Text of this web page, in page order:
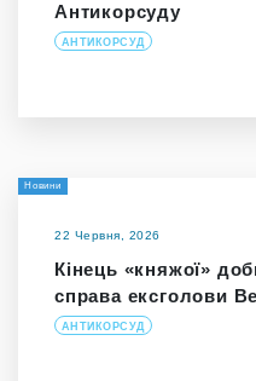
Антикорсуду
АНТИКОРСУД
Новини
22 Червня, 2026
Кінець «княжої»
справа ексголови
АНТИКОРСУД